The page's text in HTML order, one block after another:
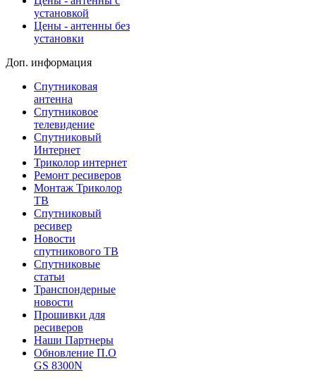
установкой
Цены - антенны без
установки
Доп. информация
Спутниковая
антенна
Спутниковое
телевидение
Спутниковый
Интернет
Триколор интернет
Ремонт ресиверов
Монтаж Триколор
ТВ
Спутниковый
ресивер
Новости
спутникового ТВ
Спутниковые
статьи
Транспондерные
новости
Прошивки для
ресиверов
Наши Партнеры
Обновление П.О
GS 8300N